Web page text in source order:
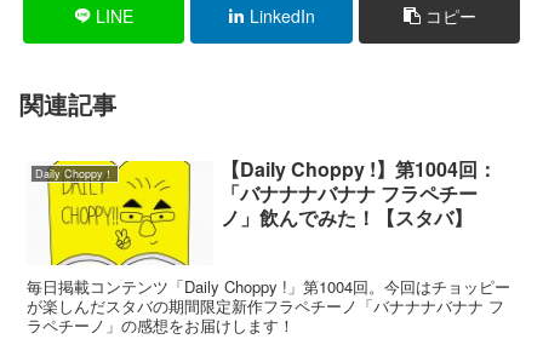
LINE LinkedIn コピー
関連記事
Daily Choppy！
【Daily Choppy !】第1004回：
「バナナナバナナ フラペチー
ノ」飲んでみた！【スタバ】
毎日掲載コンテンツ「Daily Choppy !」第1004回。今回はチョッピー
が楽しんだスタバの期間限定新作フラペチーノ「バナナナバナナ フ
ラペチーノ」の感想をお届けします！